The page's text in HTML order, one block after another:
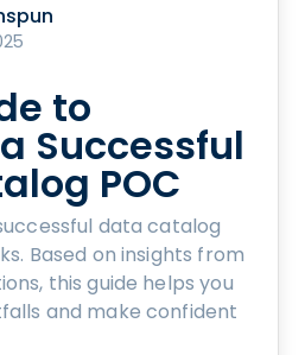
to
Successful
POC
data catalog
Based on insights from
this guide helps you
and make confident